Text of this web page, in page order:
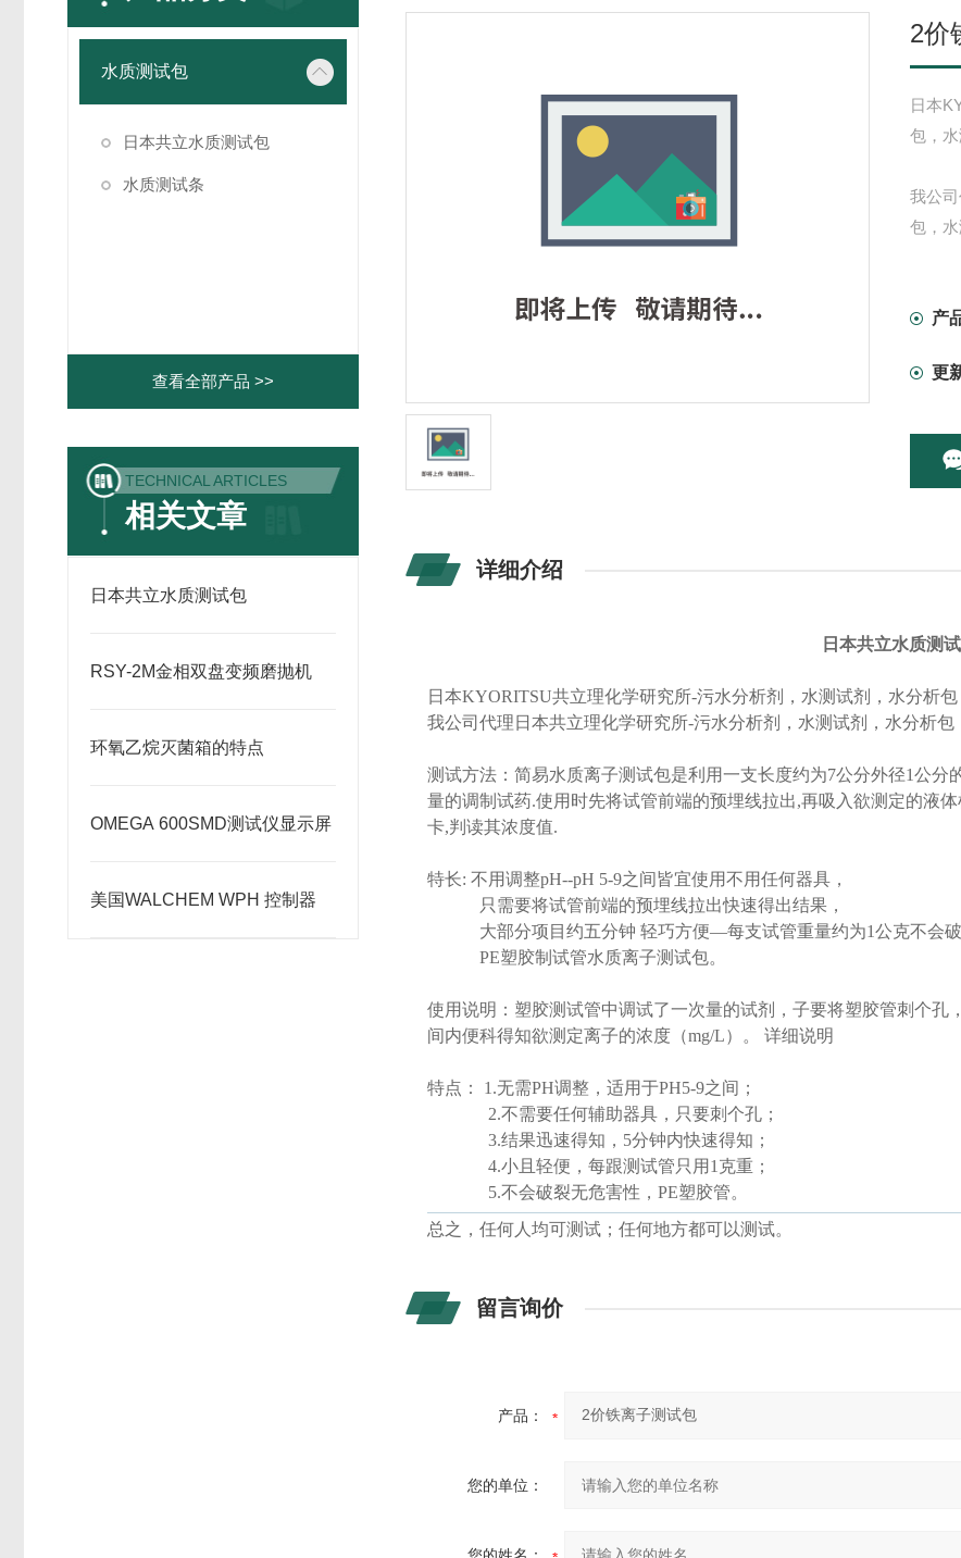
水质测试包
日本共立水质测试包
水质测试条
查看全部产品 >>
TECHNICAL ARTICLES
相关文章
日本共立水质测试包
RSY-2M金相双盘变频磨抛机
环氧乙烷灭菌箱的特点
OMEGA 600SMD测试仪显示屏
美国WALCHEM WPH 控制器
2价
日本
包，水
我公
包，水
产
更
详细介绍
日本共立水质测
日本KYORITSU共立理化学研究所-污水分析剂，水测试剂，水分析包
我公司代理日本共立理化学研究所-污水分析剂，水测试剂，水分析包
测试方法：简易水质离子测试包是利用一支长度约为7公分外径1公分
量的调制试药.使用时先将试管前端的预埋线拉出,再吸入欲测定的液体
卡,判读其浓度值.
特长:不用调整pH--pH 5-9之间皆宜使用不用任何器具，
只需要将试管前端的预埋线拉出快速得出结果，
大部分项目约五分钟 轻巧方便—每支试管重量约为1公克不会破
PE塑胶制试管水质离子测试包。
使用说明：塑胶测试管中调试了一次量的试剂，子要将塑胶管刺个
间内便科得知欲测定离子的浓度（mg/L）。 详细说明
特点： 1.无需PH调整，适用于PH5-9之间；
2.不需要任何辅助器具，只要刺个孔；
3.结果迅速得知， 5分钟内快速得知；
4.小且轻便，每跟测试管只用 1 克重；
5.不会破裂无危害性，PE塑胶管。
总之，任何人均可测试；任何地方都可以测试。
留言询价
产品：
您的单位：
您的姓名：